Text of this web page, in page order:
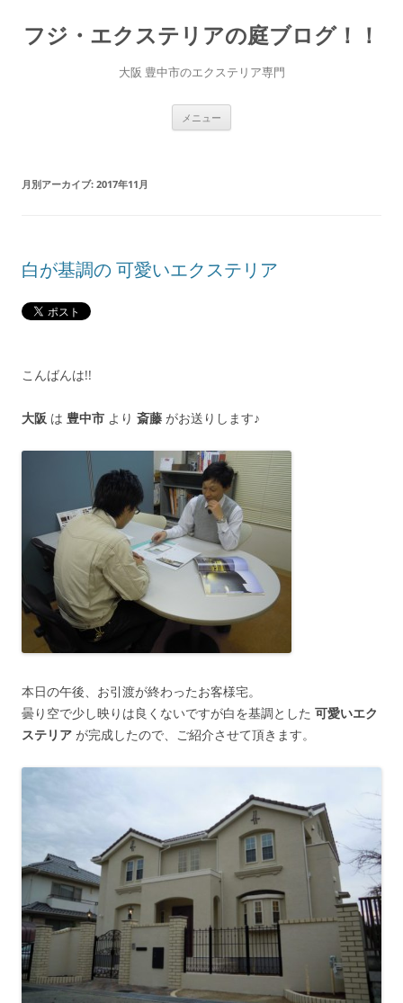
テ
ン
フジ・エクステリアの庭ブログ！！
大阪 豊中市のエクステリア専門
メニュー
月別アーカイブ: 2017年11月
白が基調の 可愛いエクステリア
こんばんは!!
大阪 は 豊中市 より 斎藤 がお送りします♪
本日の午後、お引渡が終わったお客様宅。
曇り空で少し映りは良くないですが白を基調とした 可愛いエク
ステリア が完成したので、ご紹介させて頂きます。